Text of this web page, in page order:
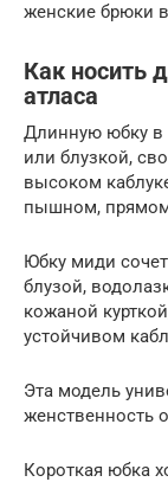
женские брюки
Как носить
атласа
Длинную юбку в
или блузкой,
высоком
пышном,
Юбку миди
блузой,
кожаной
устойчивом
Эта модель
женственность
Короткая юбка